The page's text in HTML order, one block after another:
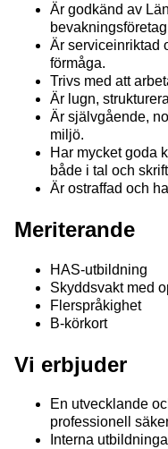
Är godkänd av
Är serviceinriktad
förmåga.
Trivs med att
Är lugn,
Är självgående,
miljö.
Har mycket goda
både i tal och
Är ostraffad och
Meriterande
HAS-utbildning
Skyddsvakt med
Flerspråkighet
B-körkort
Vi erbjuder
En utvecklande
professionell
Interna